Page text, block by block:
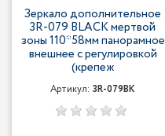
Зеркало дополнительное
3R-079 BLACK мертвой
зоны 110*58мм панорамное
внешнее с регулировкой
(крепеж
Артикул: 3R-079BK